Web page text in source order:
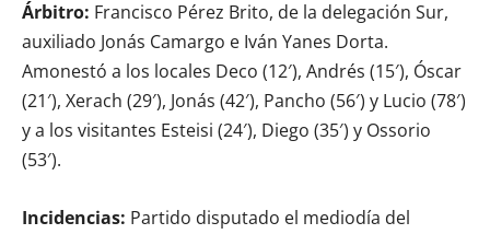
Árbitro: Francisco Pérez Brito, de la delegación Sur,
auxiliado Jonás Camargo e Iván Yanes Dorta.
Amonestó a los locales Deco (12′), Andrés (15′), Óscar
(21′), Xerach (29′), Jonás (42′), Pancho (56′) y Lucio (78′)
y a los visitantes Esteisi (24′), Diego (35′) y Ossorio
(53′).
Incidencias: Partido disputado el mediodía del